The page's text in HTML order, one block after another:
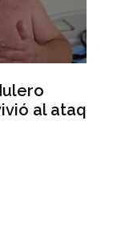
al ataque